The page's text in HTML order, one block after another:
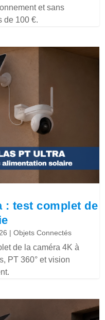
et sans
de 100 €.
: test complet de
|Objets Connectés
de la caméra 4K à
PT 360° et vision